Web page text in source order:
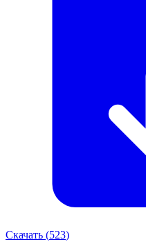
Скачать (523)